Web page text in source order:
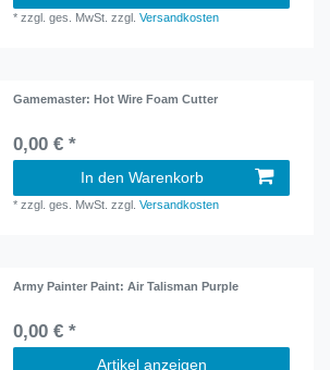
*zzgl. ges. MwSt. zzgl.Versandkosten
Gamemaster: Hot Wire Foam Cutter
0,00 € *
In den Warenkorb
*zzgl. ges. MwSt. zzgl.Versandkosten
Army Painter Paint: Air Talisman Purple
0,00 € *
Artikel anzeigen